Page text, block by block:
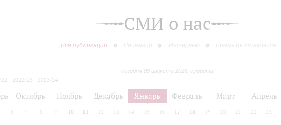
СМИ о нас
Все публикации Рецензии Интервью Время Шостаковича
сегодня 08 августа 2026, суббота
2022/23
2023/24
Октябрь Ноябрь Декабрь Январь Февраль Март Апрель
6 7 8 9 10 11 12 13 14 15 16 17 18 19 20 21 22 23